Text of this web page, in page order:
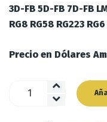
3D-FB 5D-FB 7D-FB
RG8 RG58 RG223 RG6
Precio en Dólares
Pinza